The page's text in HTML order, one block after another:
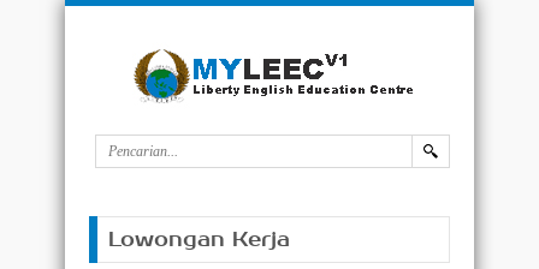
Lowongan Kerja